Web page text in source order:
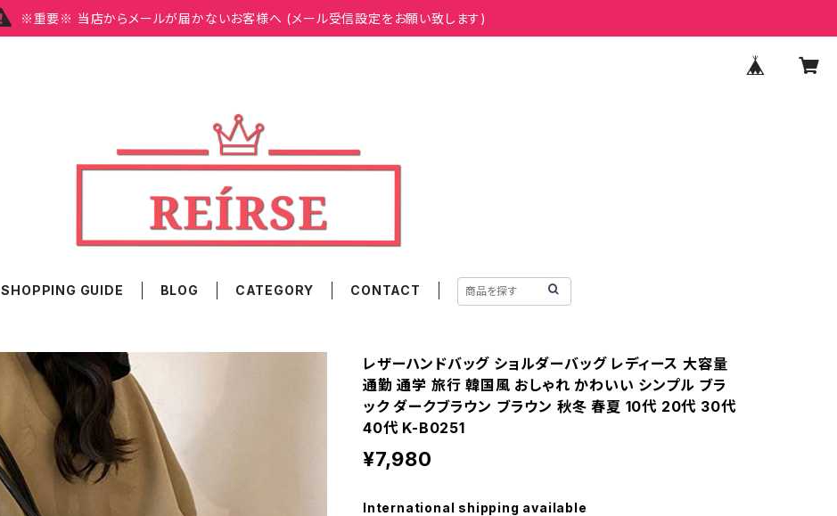
※重要※ 当店からメールが届かないお客様へ (メール受信設定をお願い致します)
SHOPPING GUIDE BLOG CATEGORY CONTACT
レザーハンドバッグ ショルダーバッグ レディース 大容量
通勤 通学 旅行 韓国風 おしゃれ かわいい シンプル ブラ
ック ダークブラウン ブラウン 秋冬 春夏 10代 20代 30代
40代 K-B0251
¥7,980
International shipping available